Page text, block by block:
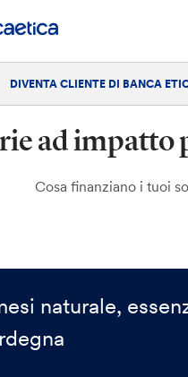
DIVENTA CLIENTE DI BANCA
ad impatto
Cosa finanziano i tuoi
naturale,